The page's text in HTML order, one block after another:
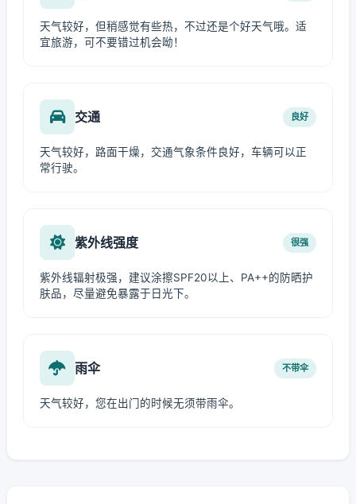
天气较好，但稍感觉有些热，不过还是个好天气哦。适
宜旅游，可不要错过机会呦！
交通 良好
天气较好，路面干燥，交通气象条件良好，车辆可以正
常行驶。
紫外线强度 很强
紫外线辐射极强，建议涂擦SPF20以上、PA++的防晒护
肤品，尽量避免暴露于日光下。
雨伞 不带伞
天气较好，您在出门的时候无须带雨伞。